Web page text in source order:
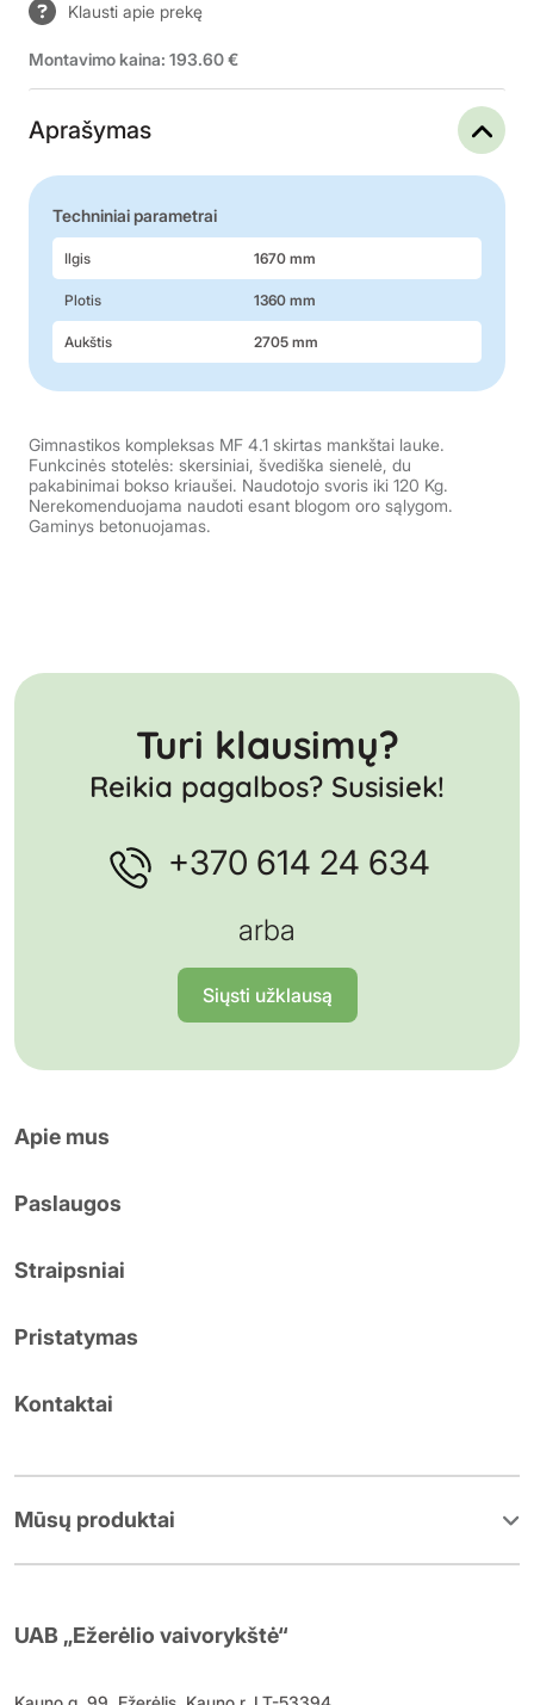
Klausti apie prekę
Montavimo kaina: 193.60 €
Aprašymas
Techniniai parametrai
Ilgis 1670 mm
Plotis 1360 mm
Aukštis 2705 mm
Gimnastikos kompleksas MF 4.1 skirtas mankštai lauke.
Funkcinės stotelės: skersiniai, švediška sienelė, du
pakabinimai bokso kriaušei. Naudotojo svoris iki 120 Kg.
Nerekomenduojama naudoti esant blogom oro sąlygom.
Gaminys betonuojamas.
Turi klausimų?
Reikia pagalbos? Susisiek!
+370 614 24 634
arba
Siųsti užklausą
Apie mus
Paslaugos
Straipsniai
Pristatymas
Kontaktai
Mūsų produktai
UAB „Ežerėlio vaivorykštė“